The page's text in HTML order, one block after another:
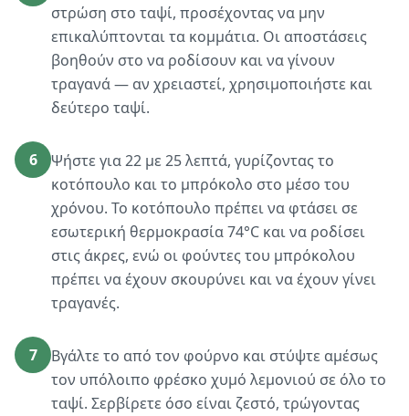
στρώση στο ταψί, προσέχοντας να μην
επικαλύπτονται τα κομμάτια. Οι αποστάσεις
βοηθούν στο να ροδίσουν και να γίνουν
τραγανά — αν χρειαστεί, χρησιμοποιήστε και
δεύτερο ταψί.
6
Ψήστε για 22 με 25 λεπτά, γυρίζοντας το
κοτόπουλο και το μπρόκολο στο μέσο του
χρόνου. Το κοτόπουλο πρέπει να φτάσει σε
εσωτερική θερμοκρασία 74°C και να ροδίσει
στις άκρες, ενώ οι φούντες του μπρόκολου
πρέπει να έχουν σκουρύνει και να έχουν γίνει
τραγανές.
7
Βγάλτε το από τον φούρνο και στύψτε αμέσως
τον υπόλοιπο φρέσκο χυμό λεμονιού σε όλο το
ταψί. Σερβίρετε όσο είναι ζεστό, τρώγοντας